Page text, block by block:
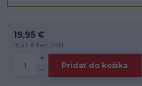
19,95 €
16,49 € bez DPH
Pridať do košíka